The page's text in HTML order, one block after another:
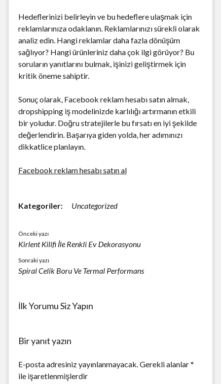
Hedeflerinizi belirleyin ve bu hedeflere ulaşmak için
reklamlarınıza odaklanın. Reklamlarınızı sürekli olarak
analiz edin. Hangi reklamlar daha fazla dönüşüm
sağlıyor? Hangi ürünleriniz daha çok ilgi görüyor? Bu
soruların yanıtlarını bulmak, işinizi geliştirmek için
kritik öneme sahiptir.
Sonuç olarak, Facebook reklam hesabı satın almak,
dropshipping iş modelinizde karlılığı artırmanın etkili
bir yoludur. Doğru stratejilerle bu fırsatı en iyi şekilde
değerlendirin. Başarıya giden yolda, her adımınızı
dikkatlice planlayın.
Facebook reklam hesabı satın al
Kategoriler: Uncategorized
Önceki yazı
Kirlent Kilifi İle Renkli Ev Dekorasyonu
Sonraki yazı
Spiral Celik Boru Ve Termal Performans
İlk Yorumu Siz Yapın
Bir yanıt yazın
E-posta adresiniz yayınlanmayacak.Gerekli alanlar*
ile işaretlenmişlerdir